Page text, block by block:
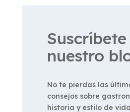
Suscríbete
nuestro
No te pierdas las
consejos sobre
historia y estilo de